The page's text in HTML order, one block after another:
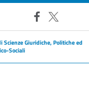
principale
Facebook
X
Scienze Giuridiche, Politiche ed
Sociali